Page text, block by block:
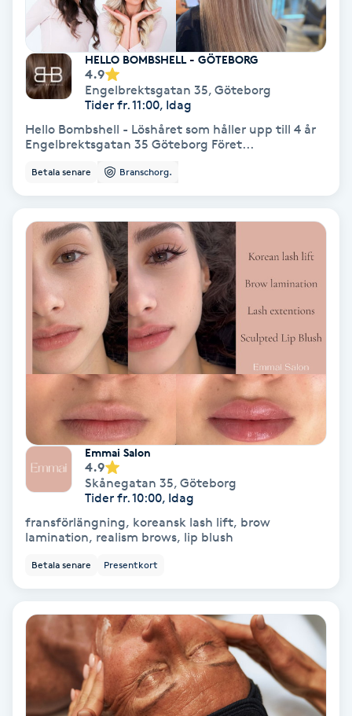
Ombre brows
Ombre naglar
Optiker
Ortobionomi
Osteopati
Paraffinbehandling
Pensionärklippning
Permanent
Permanent hårborttagning
Permanent ögonbrynsmakeup
Personlig tränare
Picolaser
HELLO BOMBSHELL - GÖTEBORG
4.9
Engelbrektsgatan 35, Göteborg
Tider fr. 11:00, Idag
Hello Bombshell - Löshåret som håller upp till 4 år
Engelbrektsgatan 35 Göteborg Föret...
Betala senare Branschorg.
Emmai Salon
4.9
Skånegatan 35, Göteborg
Tider fr. 10:00, Idag
fransförlängning, koreansk lash lift, brow
lamination, realism brows, lip blush
Betala senare Presentkort